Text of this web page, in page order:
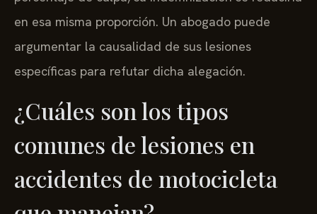
en esa misma proporción. Un abogado puede
argumentar la causalidad de sus lesiones
específicas para refutar dicha alegación.
¿Cuáles son los tipos
comunes de lesiones en
accidentes de motocicleta